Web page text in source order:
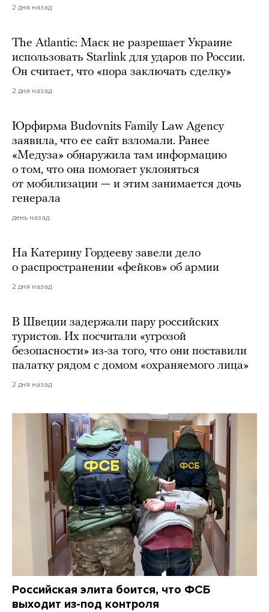
2 дня назад
The Atlantic: Маск не разрешает Украине
использовать Starlink для ударов по России.
Он считает, что «пора заключать сделку»
2 дня назад
Юрфирма Budovnits Family Law Agency
заявила, что ее сайт взломали. Ранее
«Медуза» обнаружила там информацию
о том, что она помогает уклоняться
от мобилизации — и этим занимается дочь
генерала
день назад
На Катерину Гордееву завели дело
о распространении «фейков» об армии
2 дня назад
В Швеции задержали пару российских
туристов. Их посчитали «угрозой
безопасности» из-за того, что они поставили
палатку рядом с домом «охраняемого лица»
2 дня назад
Российская элита боится, что ФСБ
выходит из-под контроля